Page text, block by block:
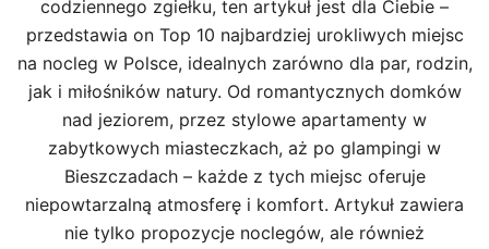
codziennego zgiełku, ten artykuł jest dla Ciebie –
przedstawia on Top 10 najbardziej urokliwych miejsc
na nocleg w Polsce, idealnych zarówno dla par, rodzin,
jak i miłośników natury. Od romantycznych domków
nad jeziorem, przez stylowe apartamenty w
zabytkowych miasteczkach, aż po glampingi w
Bieszczadach – każde z tych miejsc oferuje
niepowtarzalną atmosferę i komfort. Artykuł zawiera
nie tylko propozycje noclegów, ale również